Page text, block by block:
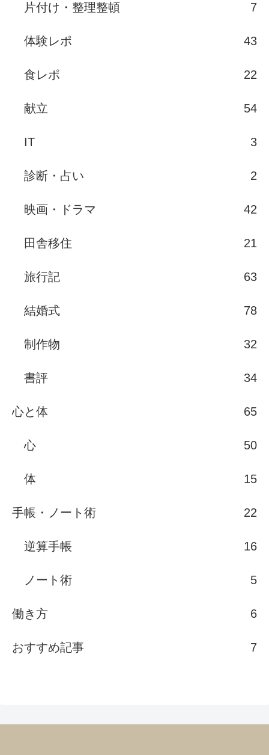
片付け・整理整頓 7
体験レポ 43
食レポ 22
献立 54
IT 3
診断・占い 2
映画・ドラマ 42
田舎移住 21
旅行記 63
結婚式 78
制作物 32
書評 34
心と体 65
心 50
体 15
手帳・ノート術 22
逆算手帳 16
ノート術 5
働き方 6
おすすめ記事 7